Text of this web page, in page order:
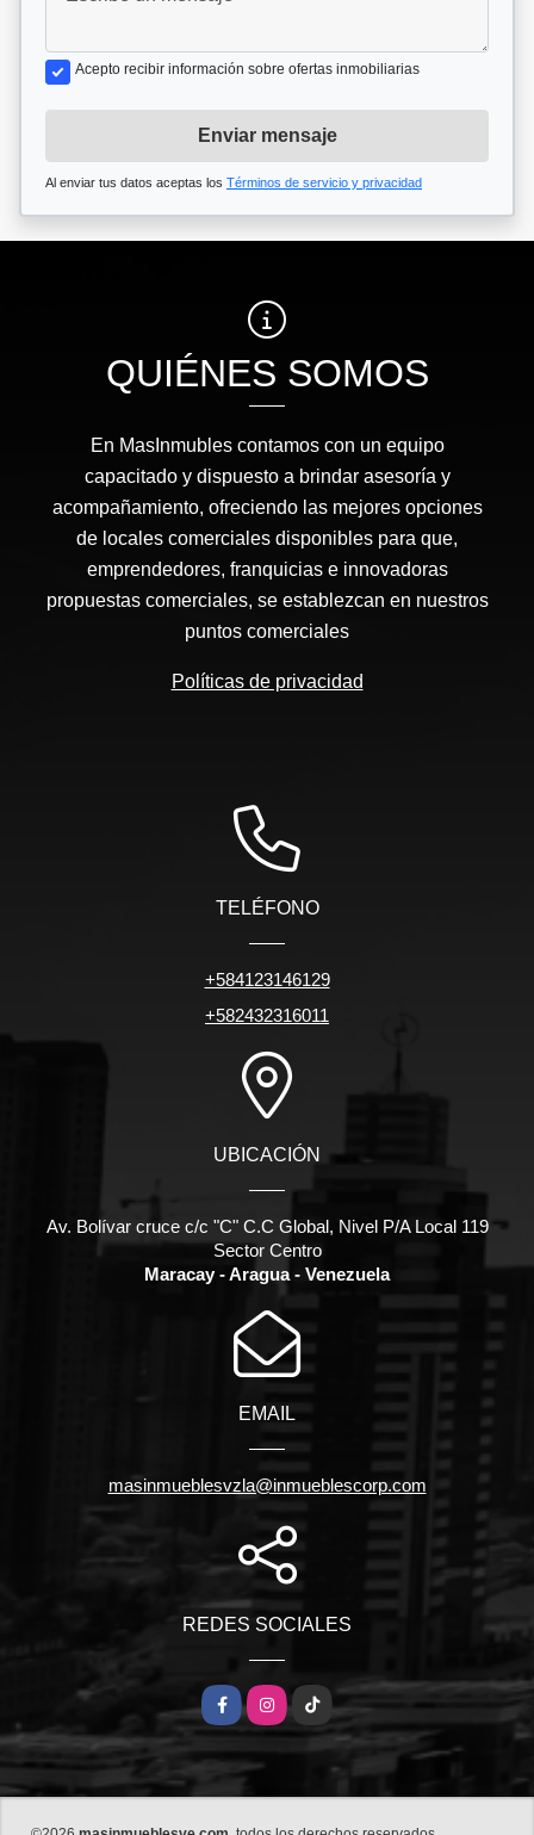
Acepto recibir información sobre ofertas inmobiliarias
Enviar mensaje
Al enviar tus datos aceptas los Términos de servicio y privacidad
QUIÉNES SOMOS
En MasInmubles contamos con un equipo
capacitado y dispuesto a brindar asesoría y
acompañamiento, ofreciendo las mejores opciones
de locales comerciales disponibles para que,
emprendedores, franquicias e innovadoras
propuestas comerciales, se establezcan en nuestros
puntos comerciales
Políticas de privacidad
TELÉFONO
+584123146129
+582432316011
UBICACIÓN
Av. Bolívar cruce c/c "C" C.C Global, Nivel P/A Local 119
Sector Centro
Maracay - Aragua - Venezuela
EMAIL
masinmueblesvzla@inmueblescorp.com
REDES SOCIALES
FacebookInstagramTikTok